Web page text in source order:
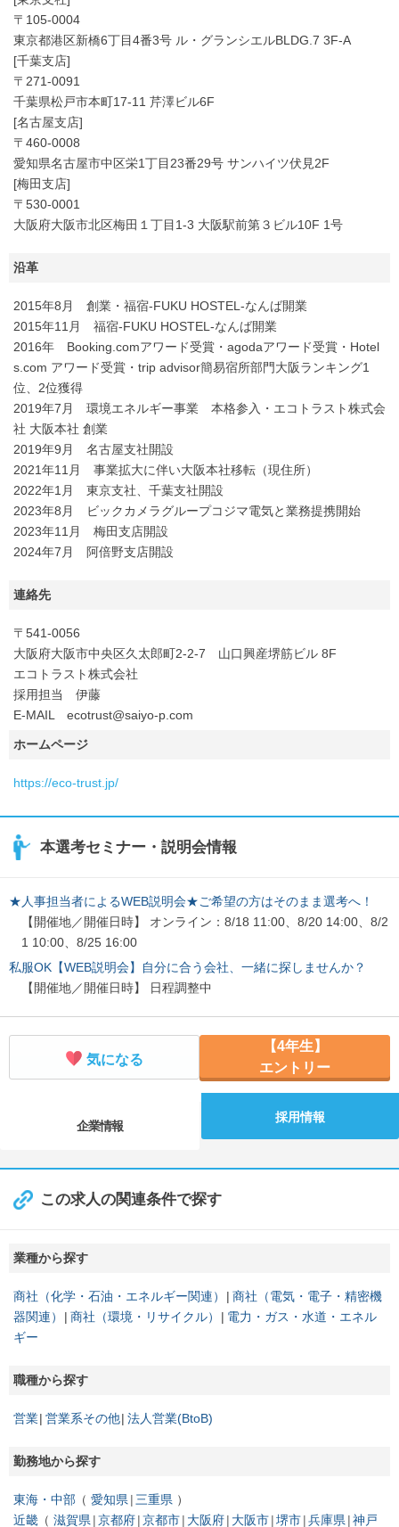
〒105-0004
東京都港区新橋6丁目4番3号 ル・グランシエルBLDG.7 3F-A
[千葉支店]
〒271-0091
千葉県松戸市本町17-11 芹澤ビル6F
[名古屋支店]
〒460-0008
愛知県名古屋市中区栄1丁目23番29号 サンハイツ伏見2F
[梅田支店]
〒530-0001
大阪府大阪市北区梅田１丁目1-3 大阪駅前第３ビル10F 1号
沿革
2015年8月 創業・福宿-FUKU HOSTEL-なんば開業
2015年11月 福宿-FUKU HOSTEL-なんば開業
2016年 Booking.comアワード受賞・agodaアワード受賞・Hotel
s.com アワード受賞・trip advisor簡易宿所部門大阪ランキング1
位、2位獲得
2019年7月 環境エネルギー事業 本格参入・エコトラスト株式会
社 大阪本社 創業
2019年9月 名古屋支社開設
2021年11月 事業拡大に伴い大阪本社移転（現住所）
2022年1月 東京支社、千葉支社開設
2023年8月 ビックカメラグループコジマ電気と業務提携開始
2023年11月 梅田支店開設
2024年7月 阿倍野支店開設
連絡先
〒541-0056
大阪府大阪市中央区久太郎町2-2-7 山口興産堺筋ビル 8F
エコトラスト株式会社
採用担当 伊藤
E-MAIL ecotrust@saiyo-p.com
ホームページ
https://eco-trust.jp/
本選考セミナー・説明会情報
★人事担当者によるWEB説明会★ご希望の方はそのまま選考へ！
【開催地／開催日時】 オンライン：8/18 11:00、8/20 14:00、8/2
1 10:00、8/25 16:00
私服OK【WEB説明会】自分に合う会社、一緒に探しませんか？
【開催地／開催日時】 日程調整中
気になる
【4年生】
エントリー
企業情報
採用情報
この求人の関連条件で探す
業種から探す
商社（化学・石油・エネルギー関連）
商社（電気・電子・精密機
器関連）
商社（環境・リサイクル）
電力・ガス・水道・エネル
ギー
職種から探す
営業 営業系その他 法人営業(BtoB)
勤務地から探す
東海・中部 愛知県 三重県
近畿
滋賀県 京都府 京都市 大阪府 大阪市 堺市 兵庫県 神戸